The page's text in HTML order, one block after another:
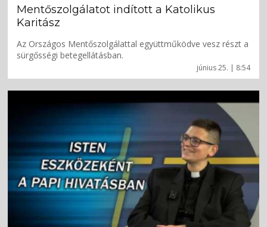
június 25. | 8:54
Mentőszolgálatot indított a Katolikus
Karitász
Az Országos Mentőszolgálattal együttműködve vesz részt a
sürgősségi betegellátásban.